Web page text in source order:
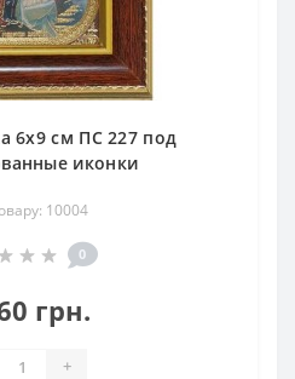
6х9 см ПС 227 под
иконки
10004
0
грн.
+